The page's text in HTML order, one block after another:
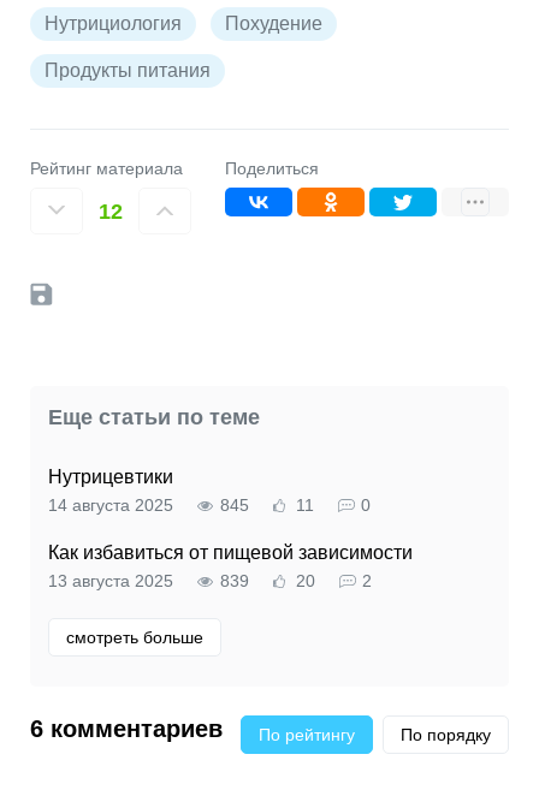
Нутрициология Похудение
Продукты питания
Рейтинг материала
12
Поделиться
Еще статьи по теме
Нутрицевтики
14 августа 2025 845 11 0
Как избавиться от пищевой зависимости
13 августа 2025 839 20 2
смотреть больше
6 комментариев По рейтингу По порядку